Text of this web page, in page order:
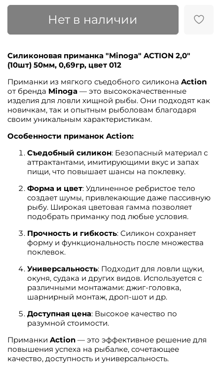
Нет в наличии
Силиконовая приманка "Minoga" ACTION 2,0"
(10шт) 50мм, 0,69гр, цвет 012
Приманки из мягкого съедобного силикона Action
от бренда Minoga — это высококачественные
изделия для ловли хищной рыбы. Они подходят как
новичкам, так и опытным рыболовам благодаря
своим уникальным характеристикам.
Особенности приманок Action:
Съедобный силикон: Безопасный материал с
аттрактантами, имитирующими вкус и запах
пищи, что повышает шансы на поклевку.
Форма и цвет: Удлиненное ребристое тело
создает шумы, привлекающие даже пассивную
рыбу. Широкая цветовая гамма позволяет
подобрать приманку под любые условия.
Прочность и гибкость: Силикон сохраняет
форму и функциональность после множества
поклевок.
Универсальность: Подходит для ловли щуки,
окуня, судака и других видов. Используется с
различными монтажами: джиг-головка,
шарнирный монтаж, дроп-шот и др.
Доступная цена: Высокое качество по
разумной стоимости.
Приманки Action — это эффективное решение для
повышения успеха на рыбалке, сочетающее
качество, доступность и универсальность.